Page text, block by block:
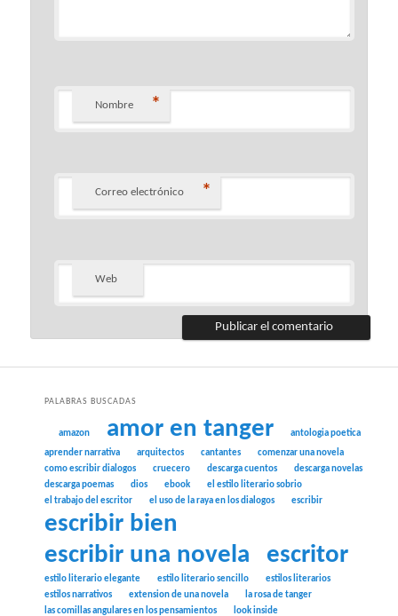
Nombre *
Correo electrónico *
Web
PALABRAS BUSCADAS
amazon amor en tanger
antologia poetica
aprender narrativa
arquitectos cantantes
comenzar una novela
como escribir dialogos
cruecero descarga cuentos
descarga novelas
descarga poemas
dios ebook
el estilo literario sobrio
el trabajo del escritor
el uso de la raya en los dialogos escribir
escribir bien
escribir una novela
escritor
estilo literario elegante estilo literario sencillo
estilos literarios
estilos narrativos
extension de una novela
la rosa de tanger
las comillas angulares en los pensamientos
look inside